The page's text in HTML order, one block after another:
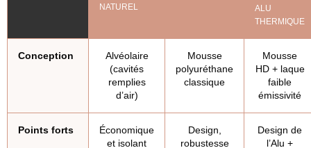
NATUREL
ALU
THERMIQUE
Conception
Alvéolaire
(cavités
remplies
d’air)
Mousse
polyuréthane
classique
Mousse
HD + laque
faible
émissivité
Points forts
Économique
et isolant
Design,
robustesse
Design de
l’Alu +